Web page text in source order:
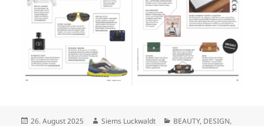
Veröffentlicht
26. August 2025 Autor
Siems Luckwaldt Kategorien
BEAUTY, DESIGN,